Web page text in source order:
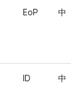
EoP 中
ID 中